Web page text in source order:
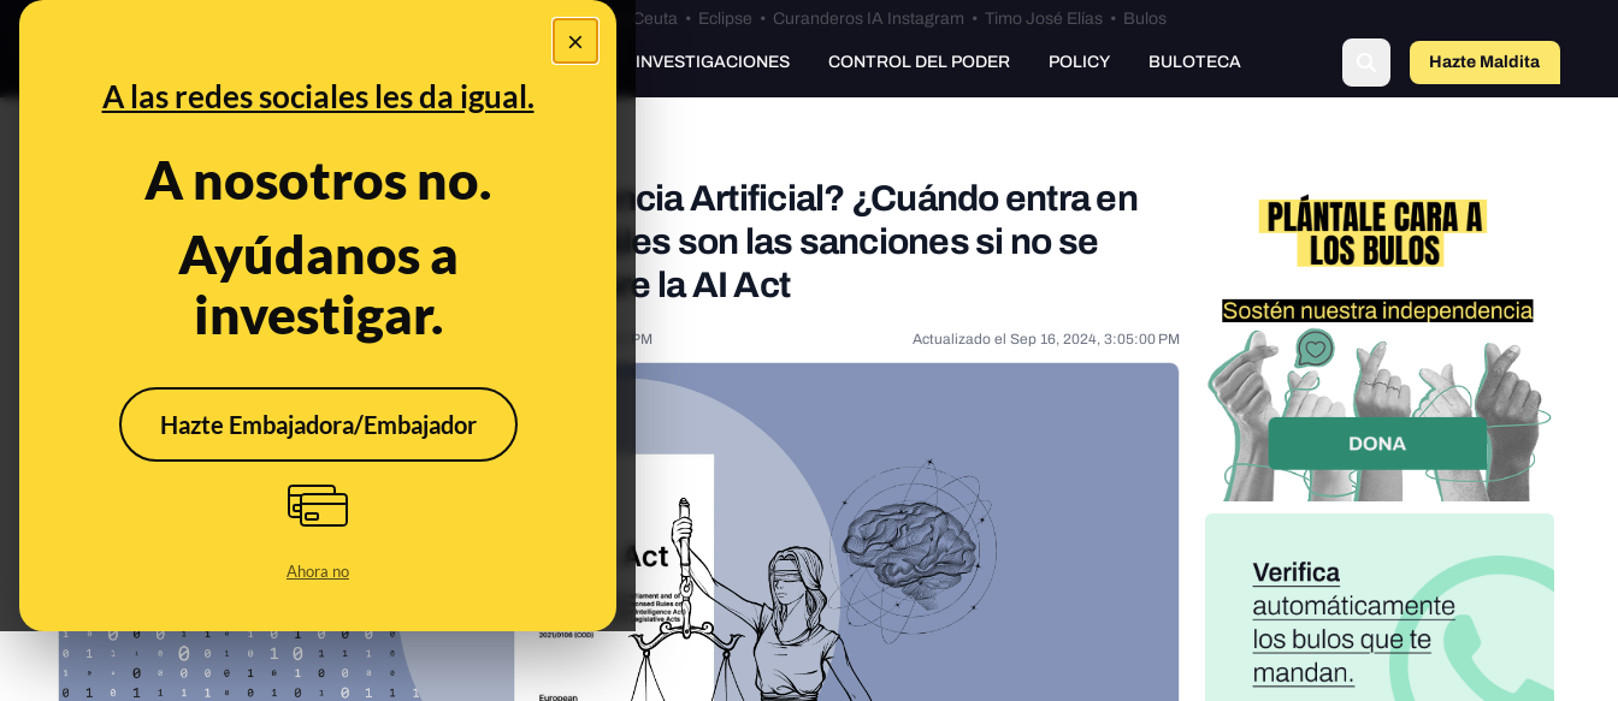
×
A las redes sociales les da igual.
A nosotros no.
Ayúdanos a
investigar.
Hazte Embajadora/Embajador
Ahora no
Especial Ceuta•Bulos Ceuta • Eclipse • Curanderos IA Instagram • Timo José Elías • Bulos
PREBUNKING INVESTIGACIONES CONTROL DEL PODER POLICY BULOTECA Hazte Maldito
a
¿Qué es la Ley Europea de Inteligencia Artificial? ¿Cuándo entra en
vigor? ¿Quién debe cumplirla y cuáles son las sanciones si no se
hace? Preguntas y respuestas sobre la AI Act
Publicado el Jul 31, 2024, 2:03:00 PM Actualizado el Sep 16, 2024, 3:05:00 PM